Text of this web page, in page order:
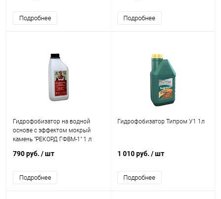
Подробнее Подробнее
Гидрофобизатор на водной
основе с эффектом мокрый
камень "РЕКОРД ГФВМ-1" 1 л
790 руб. / шт
Подробнее
Гидрофобизатор Типром У1 1л
1 010 руб. / шт
Подробнее